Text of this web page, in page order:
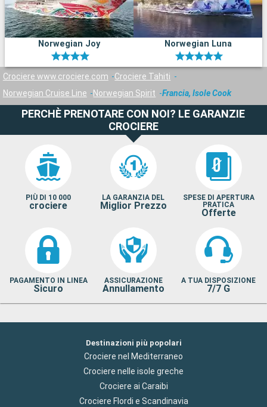
Norwegian Joy Norwegian Luna
Crociere www.crociere.com
Crociere Tahiti
Norwegian Cruise Line
Norwegian Spirit Francia, Isole Cook
PERCHÈ PRENOTARE CON NOI? LE GARANZIE
CROCIERE
PIÙ DI 10 000
crociere
LA GARANZIA DEL
Miglior Prezzo
SPESE DI APERTURA
PRATICA
Offerte
PAGAMENTO IN LINEA
Sicuro
ASSICURAZIONE
Annullamento
A TUA DISPOSIZIONE
7/7 G
Destinazioni più popolari
Crociere nel Mediterraneo
Crociere nelle isole greche
Crociere ai Caraibi
Crociere Flordi e Scandinavia